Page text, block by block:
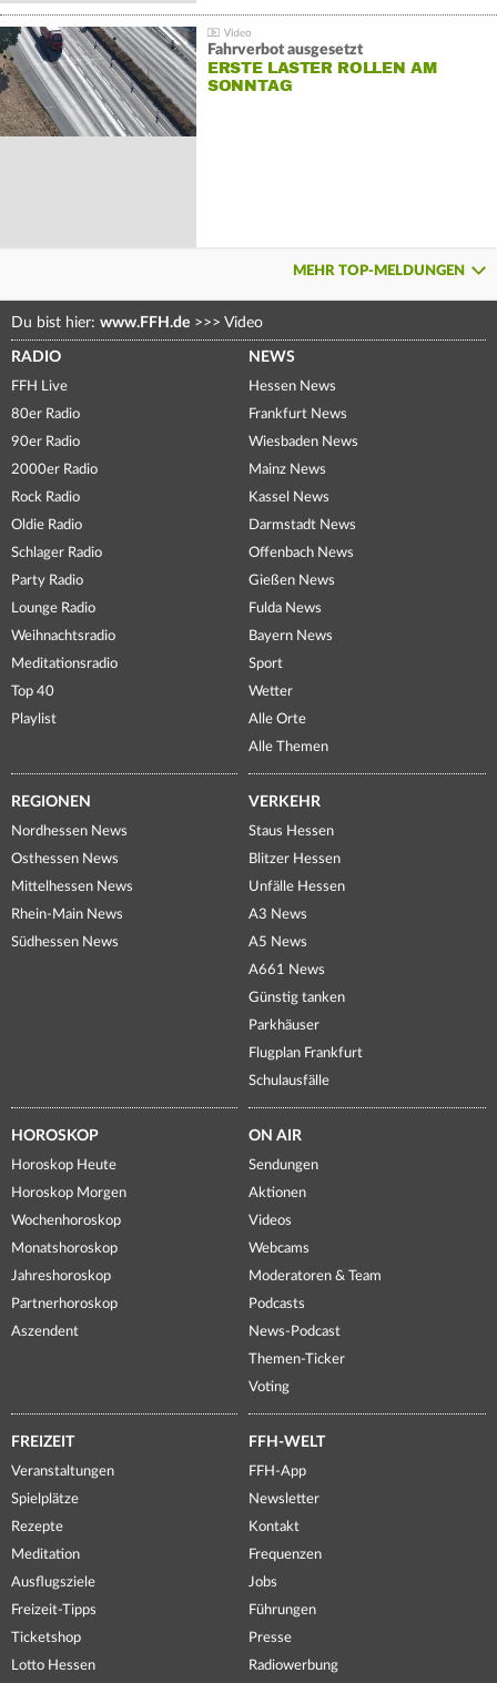
Fahrverbot ausgesetzt
ERSTE LASTER ROLLEN AM
SONNTAG
MEHR TOP-MELDUNGEN
Du bist hier: www.FFH.de >>> Video
RADIO
FFH Live
80er Radio
90er Radio
2000er Radio
Rock Radio
Oldie Radio
Schlager Radio
Party Radio
Lounge Radio
Weihnachtsradio
Meditationsradio
Top 40
Playlist
NEWS
Hessen News
Frankfurt News
Wiesbaden News
Mainz News
Kassel News
Darmstadt News
Offenbach News
Gießen News
Fulda News
Bayern News
Sport
Wetter
Alle Orte
Alle Themen
REGIONEN
Nordhessen News
Osthessen News
Mittelhessen News
Rhein-Main News
Südhessen News
VERKEHR
Staus Hessen
Blitzer Hessen
Unfälle Hessen
A3 News
A5 News
A661 News
Günstig tanken
Parkhäuser
Flugplan Frankfurt
Schulausfälle
HOROSKOP
Horoskop Heute
Horoskop Morgen
Wochenhoroskop
Monatshoroskop
Jahreshoroskop
Partnerhoroskop
Aszendent
ON AIR
Sendungen
Aktionen
Videos
Webcams
Moderatoren & Team
Podcasts
News-Podcast
Themen-Ticker
Voting
FREIZEIT
Veranstaltungen
Spielplätze
Rezepte
Meditation
Ausflugsziele
Freizeit-Tipps
Ticketshop
Lotto Hessen
FFH-WELT
FFH-App
Newsletter
Kontakt
Frequenzen
Jobs
Führungen
Presse
Radiowerbung